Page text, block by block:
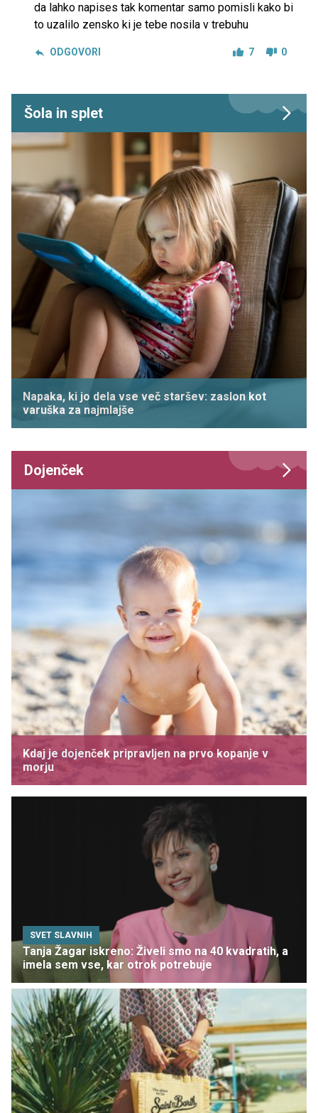
da lahko napises tak komentar samo pomisli kako bi
to uzalilo zensko ki je tebe nosila v trebuhu
ODGOVORI 7 0
Šola in splet
Napaka, ki jo dela vse več staršev: zaslon kot
varuška za najmlajše
Dojenček
Kdaj je dojenček pripravljen na prvo kopanje v
morju
SVET SLAVNIH
Tanja Žagar iskreno: Živeli smo na 40 kvadratih, a
imela sem vse, kar otrok potrebuje